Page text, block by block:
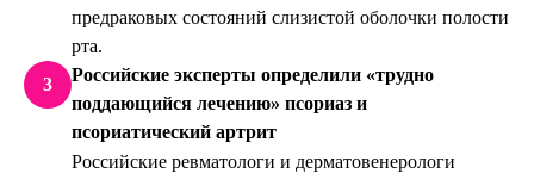
предраковых состояний слизистой оболочки полости
рта.
3
Российские эксперты определили «трудно
поддающийся лечению» псориаз и
псориатический артрит
Российские ревматологи и дерматовенерологи